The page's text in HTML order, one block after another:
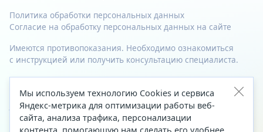
Политика обработки персональных данных
Согласие на обработку персональных данных на сайте
Имеются противопоказания. Необходимо ознакомиться
с инструкцией или получить консультацию специалиста.
© 2023—2026 Все права защищены.
Адрес
Архангельск, ул. Папанина, д. 19 (вход в здание со стороны
Мы используем технологию Cookies и сервиса
Яндекс-метрика для оптимизации работы веб-
сайта, анализа трафика, персонализации